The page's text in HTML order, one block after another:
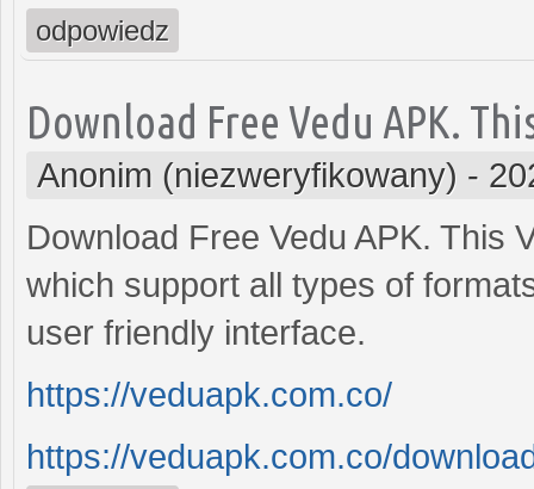
odpowiedz
Download Free Vedu APK.
Anonim (niezweryfikowany) -
Download Free Vedu APK. This
which support all types of
user friendly interface.
https://veduapk.com.co/
https://veduapk.com.co/